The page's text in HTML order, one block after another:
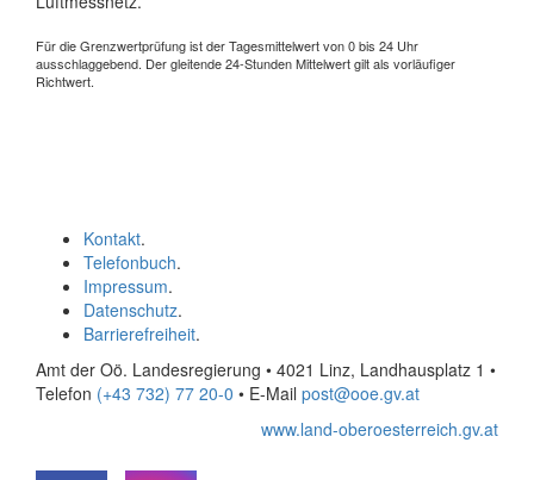
Für die Grenzwertprüfung ist der Tagesmittelwert von 0 bis 24 Uhr
ausschlaggebend. Der gleitende 24-Stunden Mittelwert gilt als vorläufiger
Richtwert.
Kontakt.
Telefonbuch.
Impressum.
Datenschutz.
Barrierefreiheit.
Amt der Oö. Landesregierung • 4021 Linz, Landhausplatz 1 •
Telefon (+43 732) 77 20-0 • E-Mail post@ooe.gv.at
www.land-oberoesterreich.gv.at